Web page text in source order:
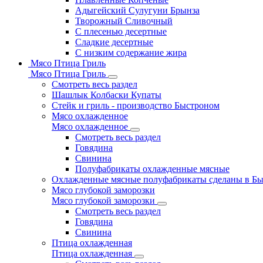
Адыгейский Сулугуни Брынза
Творожный Сливочный
С плесенью десертные
Сладкие десертные
С низким содержание жира
Мясо Птица Гриль
Мясо Птица Гриль
Смотреть весь раздел
Шашлык Колбаски Купаты
Стейк и гриль - производство Быстроном
Мясо охлажденное
Мясо охлажденное
Смотреть весь раздел
Говядина
Свинина
Полуфабрикаты охлажденные мясные
Охлажденные мясные полуфабрикаты сделаны в
Мясо глубокой заморозки
Мясо глубокой заморозки
Смотреть весь раздел
Говядина
Свинина
Птица охлажденная
Птица охлажденная